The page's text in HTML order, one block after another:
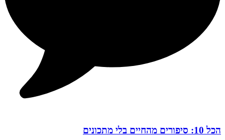
הכל 10: סיפורים מהחיים בלי מתכונים